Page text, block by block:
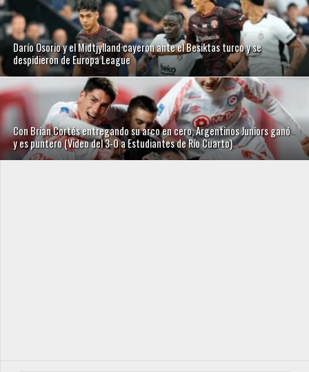
Darío Osorio y el Midtjylland cayeron ante el Besiktas turco y se
despidieron de Europa League
Con Brian Cortés entregando su arco en cero, Argentinos Juniors ganó
y es puntero (Video del 3-0 a Estudiantes de Río Cuarto)